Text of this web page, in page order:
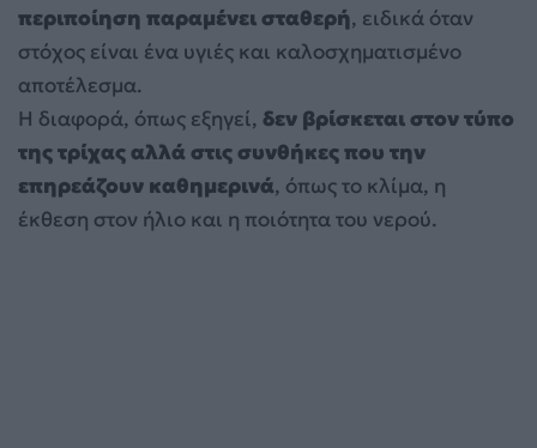
περιποίηση παραμένει σταθερή, ειδικά όταν
στόχος είναι ένα υγιές και καλοσχηματισμένο
αποτέλεσμα.
Η διαφορά, όπως εξηγεί, δεν βρίσκεται στον τύπο
της τρίχας αλλά στις συνθήκες που την
επηρεάζουν καθημερινά, όπως το κλίμα, η
έκθεση στον ήλιο και η ποιότητα του νερού.